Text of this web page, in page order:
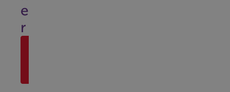
e
r